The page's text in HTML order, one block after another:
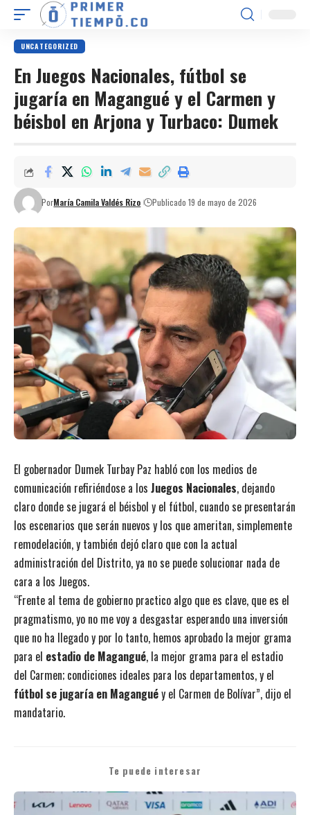
UNCATEGORIZED
En Juegos Nacionales, fútbol se
jugaría en Magangué y el Carmen y
béisbol en Arjona y Turbaco: Dumek
PorMaría Camila Valdés Rizo Publicado 19 de mayo de 2026
El gobernador Dumek Turbay Paz habló con los medios de
comunicación refiriéndose a los Juegos Nacionales, dejando
claro donde se jugará el béisbol y el fútbol, cuando se presentarán
los escenarios que serán nuevos y los que ameritan, simplemente
remodelación, y también dejó claro que con la actual
administración del Distrito, ya no se puede solucionar nada de
cara a los Juegos.
“Frente al tema de gobierno practico algo que es clave, que es el
pragmatismo, yo no me voy a desgastar esperando una inversión
que no ha llegado y por lo tanto, hemos aprobado la mejor grama
para el estadio de Magangué, la mejor grama para el estadio
del Carmen; condiciones ideales para los departamentos, y el
fútbol se jugaría en Maganguéy el Carmen de Bolívar”, dijo el
mandatario.
Te puede interesar